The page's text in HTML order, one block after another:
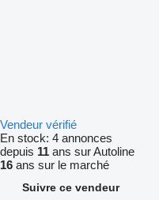
Vendeur vérifié
En stock: 4 annonces
depuis 11 ans sur Autoline
16 ans sur le marché
Suivre ce vendeur